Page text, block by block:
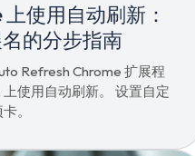
使用自动刷新：
的分步指南
Refresh Chrome 扩展程
使用自动刷新。 设置自定
。